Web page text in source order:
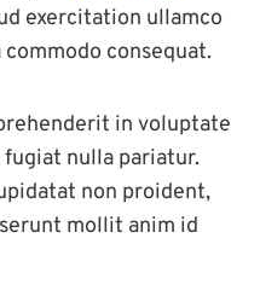
exercitation ullamco
consequat.
in voluptate
nulla pariatur.
non proident,
mollit anim id